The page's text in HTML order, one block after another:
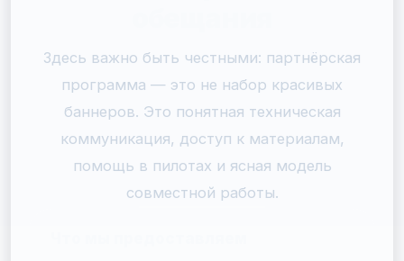
Здесь важно быть честными: партнёрская
программа — это не набор красивых
баннеров. Это понятная техническая
коммуникация, доступ к материалам,
помощь в пилотах и ясная модель
совместной работы.